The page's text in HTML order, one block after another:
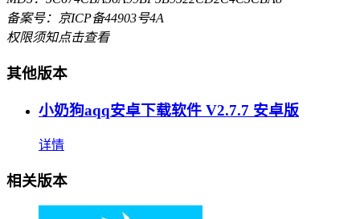
备案号：京ICP备44903号4A
权限须知点击查看
其他版本
小奶狗aqq安卓下载软件 V2.7.7 安卓版
详情
相关版本